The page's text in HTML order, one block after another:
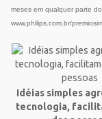
meses em qualquer parte
www.philips.com.br/
Idéias simples
tecnologia,